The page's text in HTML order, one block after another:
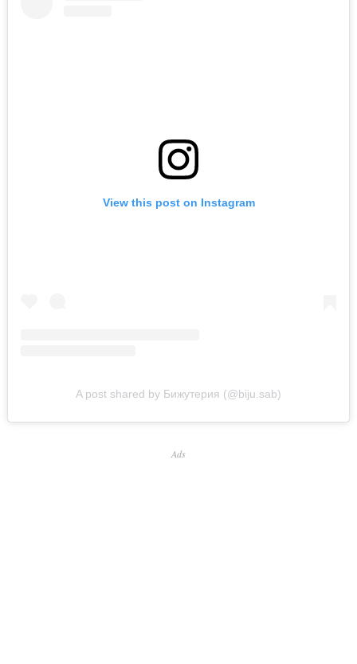
View this post on Instagram
A post shared by Бижутерия (@biju.sab)
Ads